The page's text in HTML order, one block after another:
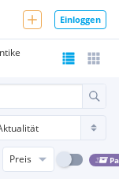
Einloggen
Preis